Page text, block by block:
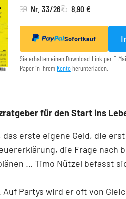
Nr. 33/26 8,90 €
Sofortkauf
Sie erhalten einen Download-Link per E-
Paper in Ihrem Konto herunterladen.
für den Start ins
erste eigene Geld, die
die Frage nach
… Timo Nützel befasst
Auf Partys wird er oft von